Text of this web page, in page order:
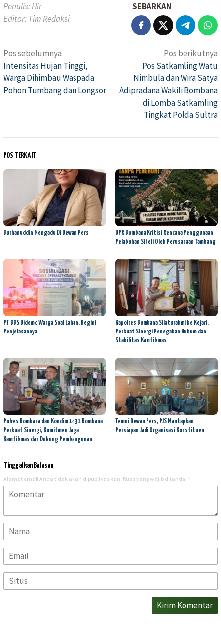
Penulis: Hir
Editor: Tim Redaksi
SEBARKAN
Navigasi
pos
Pos sebelumnya
Intensitas Hujan Tinggi,
Warga Dihimbau Waspada
Pohon Tumbang dan Longsor
Pos berikutnya
Pos Satkamling Watu
Nimbula dan Wira Satya
Adipradana Wakili Bombana
di Lomba Satkamling
Tingkat Polda Sultra
POS TERKAIT
Burhanuddin Mengadu Di Dewan Pers
DPR Bombana Kritisi Rencana Penggunaan
Pelabuhan Sikeli Oleh Perusahaan Tambang
PT BBS Didemo Warga Soal Lahan, Begini
Penjelasannya
Kapolres Bombana Silaturahmi ke Kejari,
Perkuat Sinergi Penegakan Hukum dan
Stabilitas Kamtibmas
Polres Bombana dan Kondim 1431 Bombana
Perkuat Sinergi, Komitmen Jaga
Kamtibmas dan Dukung Pembangunan
Temui Dewan Pers, PJS Mantapkan
Persiapan Jadi Organisasi Konstituen
Tinggalkan Balasan
Alamat email Anda tidak akan dipublikasikan. Ruas yang wajib ditandai *